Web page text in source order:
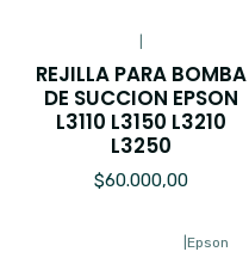
REJILLA PARA BOMBA
DE SUCCION EPSON
L3110 L3150 L3210
L3250
$60.000,00
Epson